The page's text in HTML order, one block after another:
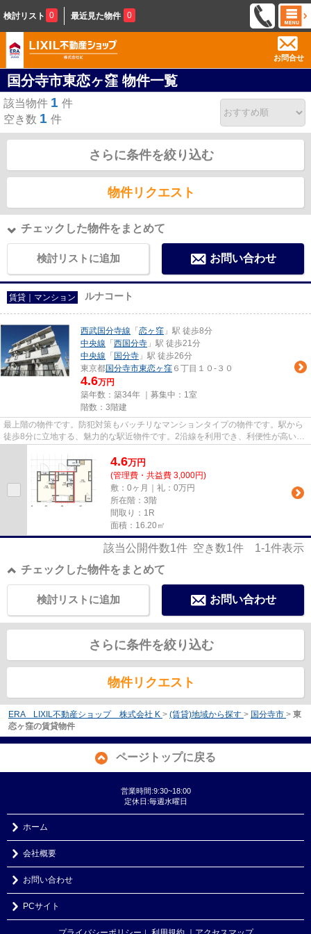
検討リスト 0 最近見た物件 0
お問合せ
国分寺市東恋ヶ窪 物件一覧
該当物件 1 件
空き数 1 件
さらに条件を絞り込む
物件リクエスト
チェックした物件をまとめて
検討リストに追加 お問い合わせ
賃貸｜マンション ルナコート
西武国分寺線 「 恋ヶ窪 」駅 徒歩8分
中央線 「 西国分寺 」駅 徒歩21分
中央線 「 国分寺 」駅 徒歩26分
東京都国分寺市東恋ヶ窪 ６丁目１０-３０
4.6万円
築年数：築34年 ｜募集中： 1室
階数：3階建
最上階の物件です。防犯対策もバッチリなマンションタイプの物件です。駅から
徒歩8分に立地する、魅力的な駅近物件です。2沿線を利用でき、利便性が高いマ
4.6万円
(管理費・共益費 3,000円)
敷：0ヶ月｜礼：0万円
所在階：3階
間取り：1R
面積：16.20㎡
該当公開件数1件 空き数1件 1-1件表示
チェックした物件をまとめて
お問い合わせ
検討リストに追加
さらに条件を絞り込む
物件リクエスト
ERA LIXIL不動産ショップ 株式会社 K > (賃貸)地域から探す > 国分寺市 > 東
恋ヶ窪の賃貸物件
ページトップに戻る
営業時間:9:30~18:00
定休日:毎週水曜日
ホーム
会社概要
お問い合わせ
PCサイト